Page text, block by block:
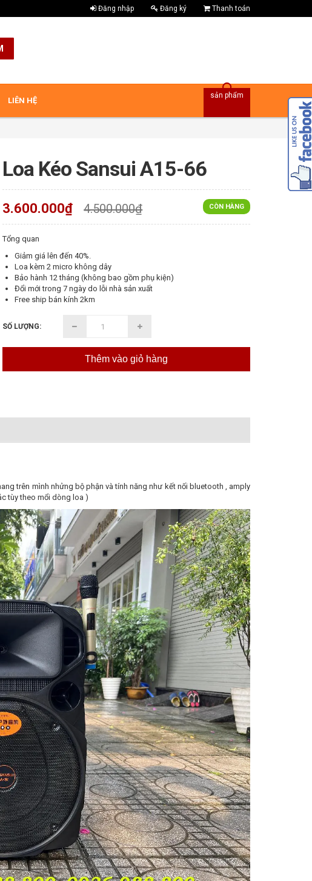
Đăng nhập Đăng ký Thanh toán
LIÊN HỆ
sản phẩm
Loa Kéo Sansui A15-66
CÒN HÀNG
3.600.000₫ 4.500.000₫
Tổng quan
Giảm giá lên đến 40%.
Loa kèm 2 micro không dây
Bảo hành 12 tháng (không bao gồm phụ kiện)
Đổi mới trong 7 ngày do lỗi nhà sản xuất
Free ship bán kính 2km
SỐ LƯỢNG:
Thêm vào giỏ hàng
trên mình nhửng bộ phận và tính năng như kết nối bluetooth , amply
tùy theo mổi dòng loa )